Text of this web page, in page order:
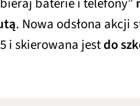
baterie i telefony”
. Nowa odsłona akcji
i skierowana jestdo